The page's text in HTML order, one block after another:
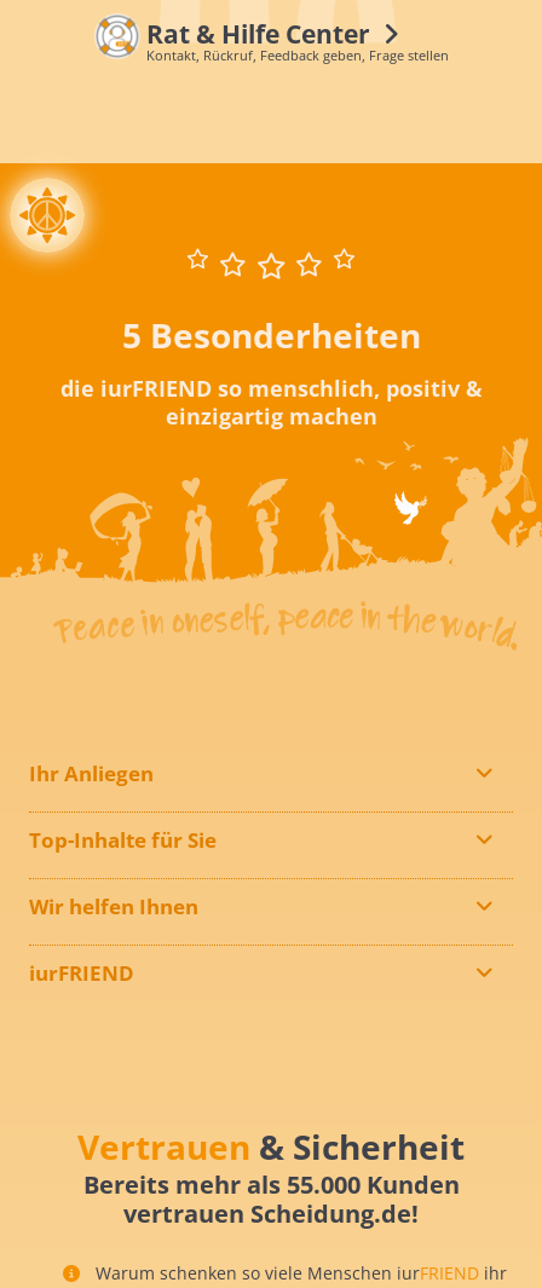
Rat & Hilfe Center
Kontakt, Rückruf, Feedback geben, Frage stellen
5 Besonderheiten
die iurFRIEND so menschlich, positiv &
einzigartig machen
Ihr Anliegen
Top-Inhalte für Sie
Wir helfen Ihnen
iurFRIEND
Vertrauen & Sicherheit
Bereits mehr als 55.000 Kunden
vertrauen Scheidung.de!
Warum schenken so viele Menschen iurFRIEND ihr